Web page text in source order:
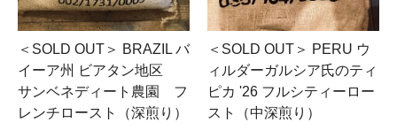
＜SOLD OUT＞ BRAZIL バ
イーア州 ビアタン地区
サンベネディート農園 フ
レンチロースト（深煎り）
＜SOLD OUT＞ PERU ウ
ィルダーガルシア氏のティ
ピカ '26 フルシティーロー
スト（中深煎り）